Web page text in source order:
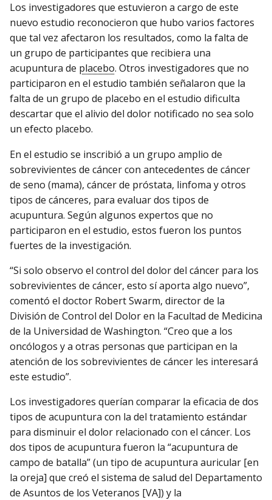
Los investigadores que estuvieron a cargo de este
nuevo estudio reconocieron que hubo varios factores
que tal vez afectaron los resultados, como la falta de
un grupo de participantes que recibiera una
acupuntura de placebo. Otros investigadores que no
participaron en el estudio también señalaron que la
falta de un grupo de placebo en el estudio dificulta
descartar que el alivio del dolor notificado no sea solo
un efecto placebo.
En el estudio se inscribió a un grupo amplio de
sobrevivientes de cáncer con antecedentes de cáncer
de seno (mama), cáncer de próstata, linfoma y otros
tipos de cánceres, para evaluar dos tipos de
acupuntura. Según algunos expertos que no
participaron en el estudio, estos fueron los puntos
fuertes de la investigación.
“Si solo observo el control del dolor del cáncer para los
sobrevivientes de cáncer, esto sí aporta algo nuevo”,
comentó el doctor Robert Swarm, director de la
División de Control del Dolor en la Facultad de Medicina
de la Universidad de Washington. “Creo que a los
oncólogos y a otras personas que participan en la
atención de los sobrevivientes de cáncer les interesará
este estudio”.
Los investigadores querían comparar la eficacia de dos
tipos de acupuntura con la del tratamiento estándar
para disminuir el dolor relacionado con el cáncer. Los
dos tipos de acupuntura fueron la “acupuntura de
campo de batalla” (un tipo de acupuntura auricular [en
la oreja] que creó el sistema de salud del Departamento
de Asuntos de los Veteranos [VA]) y la